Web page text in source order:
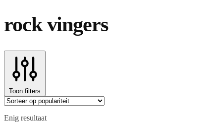
rock vingers
Toon filters
Enig resultaat